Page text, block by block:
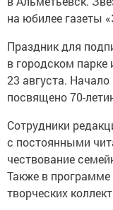
на юбилее газеты
Праздник для
в городском парке
23 августа.
посвящено 70-
Сотрудники
с постоянными
чествование
Также в
творческих